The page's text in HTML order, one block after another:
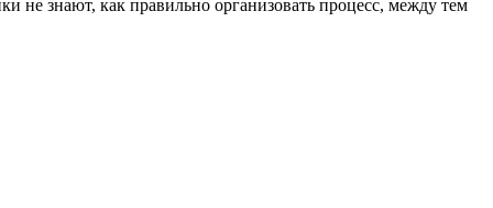
не знают, как правильно организовать процесс, между тем